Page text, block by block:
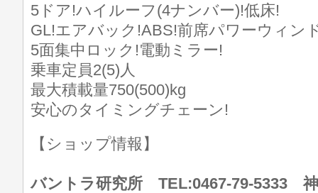
5ドア!ハイルーフ(4ナンバー)!低床!
GL!エアバック!ABS!前席パワーウィン
5面集中ロック!電動ミラー!
乗車定員2(5)人
最大積載量750(500)kg
安心のタイミングチェーン!
【ショップ情報】
バントラ研究所 TEL:0467-79-5333 神